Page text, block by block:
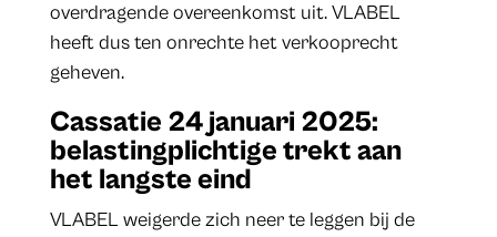
overdragende overeenkomst uit. VLABEL
heeft dus ten onrechte het verkooprecht
geheven.
Cassatie 24 januari 2025:
belastingplichtige trekt aan
het langste eind
VLABEL weigerde zich neer te leggen bij de